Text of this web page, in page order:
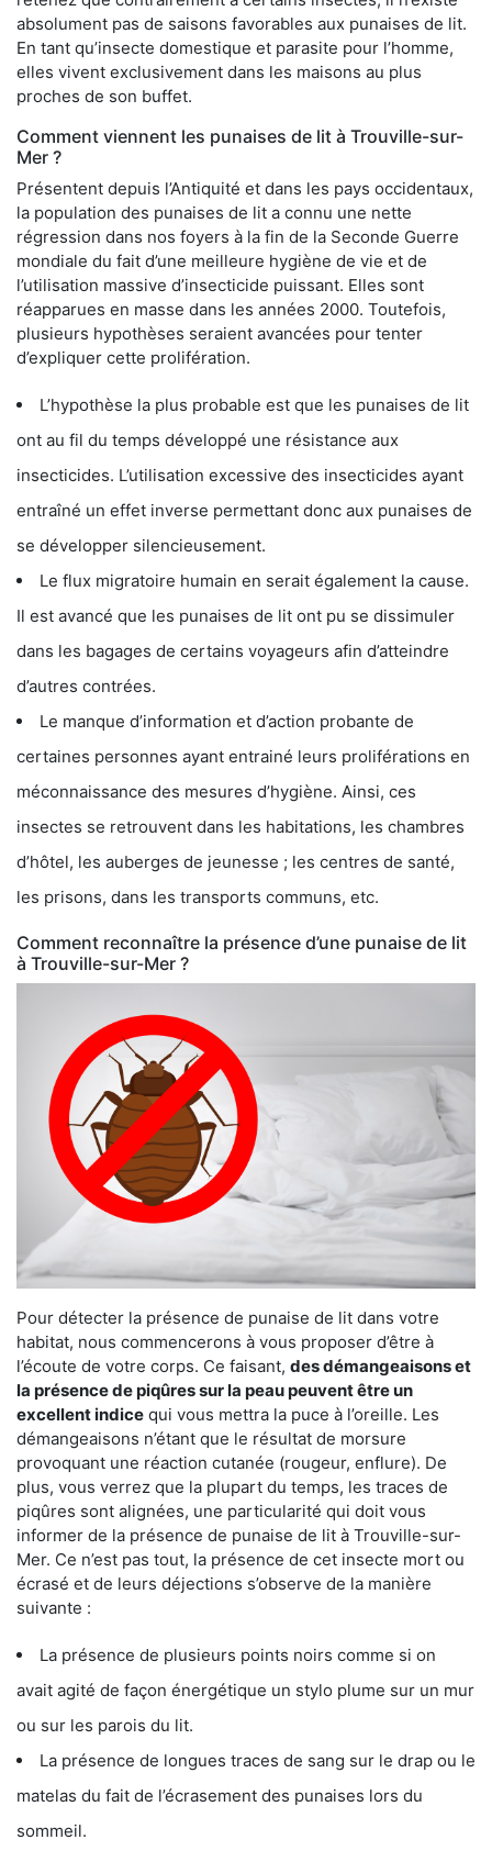
absolument pas de saisons favorables aux punaises de lit.
En tant qu’insecte domestique et parasite pour l’homme,
elles vivent exclusivement dans les maisons au plus
proches de son buffet.
Comment viennent les punaises de lit à Trouville-sur-
Mer ?
Présentent depuis l’Antiquité et dans les pays occidentaux,
la population des punaises de lit a connu une nette
régression dans nos foyers à la fin de la Seconde Guerre
mondiale du fait d’une meilleure hygiène de vie et de
l’utilisation massive d’insecticide puissant. Elles sont
réapparues en masse dans les années 2000. Toutefois,
plusieurs hypothèses seraient avancées pour tenter
d’expliquer cette prolifération.
L’hypothèse la plus probable est que les punaises de lit
ont au fil du temps développé une résistance aux
insecticides. L’utilisation excessive des insecticides ayant
entraîné un effet inverse permettant donc aux punaises de
se développer silencieusement.
Le flux migratoire humain en serait également la cause.
Il est avancé que les punaises de lit ont pu se dissimuler
dans les bagages de certains voyageurs afin d’atteindre
d’autres contrées.
Le manque d’information et d’action probante de
certaines personnes ayant entrainé leurs proliférations en
méconnaissance des mesures d’hygiène. Ainsi, ces
insectes se retrouvent dans les habitations, les chambres
d’hôtel, les auberges de jeunesse ; les centres de santé,
les prisons, dans les transports communs, etc.
Comment reconnaître la présence d’une punaise de lit
à Trouville-sur-Mer ?
Pour détecter la présence de punaise de lit dans votre
habitat, nous commencerons à vous proposer d’être à
l’écoute de votre corps. Ce faisant, des démangeaisons et
la présence de piqûres sur la peau peuvent être un
excellent indice qui vous mettra la puce à l’oreille. Les
démangeaisons n’étant que le résultat de morsure
provoquant une réaction cutanée (rougeur, enflure). De
plus, vous verrez que la plupart du temps, les traces de
piqûres sont alignées, une particularité qui doit vous
informer de la présence de punaise de lit à Trouville-sur-
Mer. Ce n’est pas tout, la présence de cet insecte mort ou
écrasé et de leurs déjections s’observe de la manière
suivante :
La présence de plusieurs points noirs comme si on
avait agité de façon énergétique un stylo plume sur un mur
ou sur les parois du lit.
La présence de longues traces de sang sur le drap ou le
matelas du fait de l’écrasement des punaises lors du
sommeil.